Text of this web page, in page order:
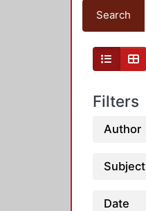
Search
Filters
Author
Subject
Date